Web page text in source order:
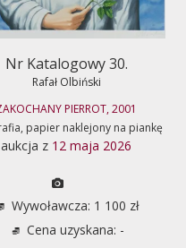
Nr Katalogowy 30.
Rafał Olbiński
PIERROT, 2001
papier naklejony na piankę
aukcja z 12 maja 2026
Wywoławcza: 1 100 zł
Cena uzyskana: -